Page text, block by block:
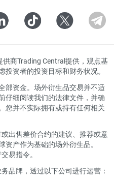
商Trading Central提供，观点基
资者的投资目标和财务状况。
部资金。场外衍生品交易并不适
仔细阅读我们的法律文件，并确
您并不实际拥有或持有任何相关
出售差价合约的建议、推荐或意
资产作为基础的场外衍生品。
易指令。
品牌，透过以下公司进行运营：